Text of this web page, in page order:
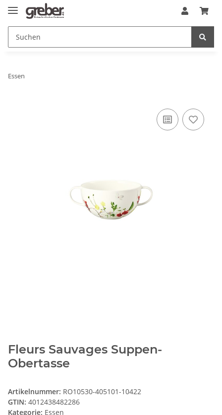
Essen
Fleurs Sauvages Suppen-
Obertasse
Artikelnummer: RO10530-405101-10422
GTIN: 4012438482286
Kategorie: Essen